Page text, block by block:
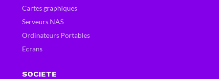
Cartes graphiques
Serveurs NAS
Ordinateurs Portables
Ecrans
SOCIETE